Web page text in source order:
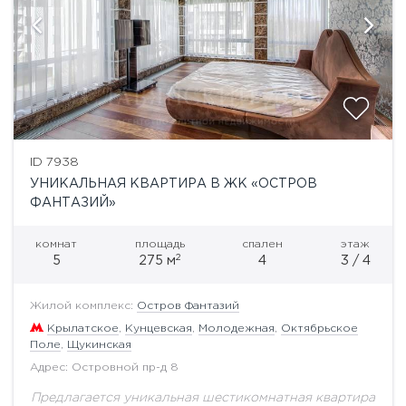
ID 7938
УНИКАЛЬНАЯ КВАРТИРА В ЖК «ОСТРОВ
ФАНТАЗИЙ»
комнат
5
площадь
275 м2
спален
4
этаж
3 / 4
Жилой комплекс: Остров Фантазий
Крылатское Кунцевская Молодежная
Октябрьское
Поле
Щукинская
Адрес: Островной пр-д 8
Предлагается уникальная шестикомнатная квартира